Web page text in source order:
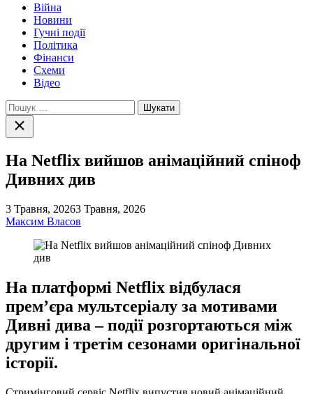
Війна
Новини
Гучні події
Політика
Фінанси
Схеми
Відео
Пошук:
Закрити
пошук
На Netflix вийшов анімаційний спіноф
Дивних див
3 Травня, 20263 Травня, 2026
Максим Власов
На платформі Netflix відбулася
прем’єра мультсеріалу за мотивами
Дивні дива – події розгортаються між
другим і третім сезонами оригінальної
історії.